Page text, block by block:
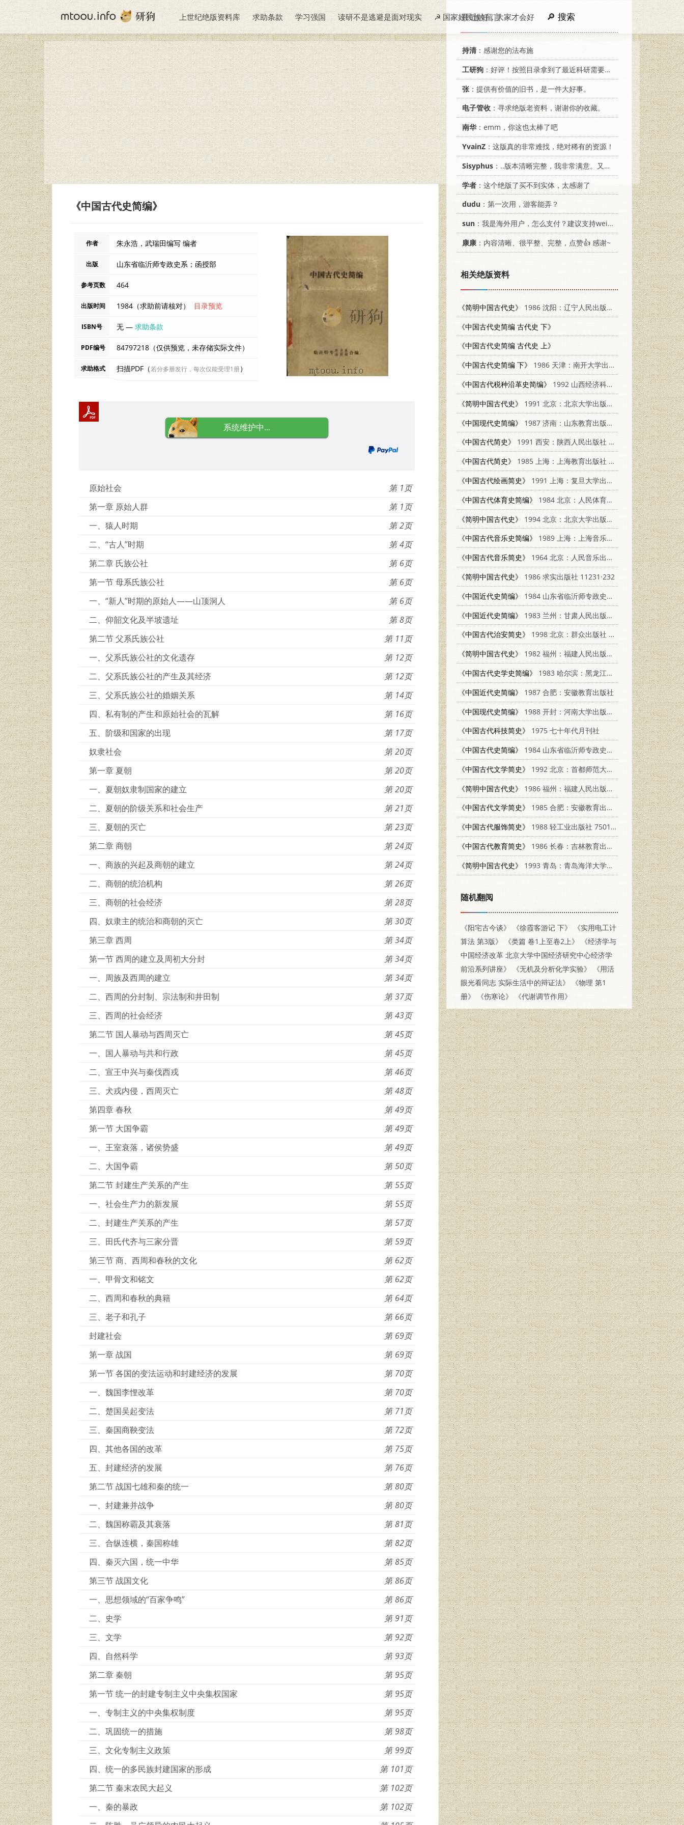
上世纪绝版资料库 求助条款 学习强国 读研不是逃避是面对现实 ☭ 国家好民族好，大家才会好 搜索
《中国古代史简编》
作者 朱永浩，武瑞田编写 编者
出版 山东省临沂师专政史系；函授部
参考页数 464
出版时间 1984（求助前请核对） 目录预览
ISBN号 无 —求助条款
PDF编号 84797218（仅供预览，未存储实际文件）
求助格式 扫描PDF（若分多册发行，每次仅能受理1册）
系统维护中...
原始社会
1
第一章 原始人群
1
一、猿人时期
2
二、“古人”时期
4
第二章 氏族公社
6
第一节 母系氏族公社
6
一、“新人”时期的原始人——山顶洞人
6
二、仰韶文化及半坡遗址
8
第二节 父系氏族公社
11
一、父系氏族公社的文化遗存
12
二、父系氏族公社的产生及其经济
12
三、父系氏族公社的婚姻关系
14
四、私有制的产生和原始社会的瓦解
16
五、阶级和国家的出现
17
奴隶社会
20
第一章 夏朝
20
一、夏朝奴隶制国家的建立
20
二、夏朝的阶级关系和社会生产
21
三、夏朝的灭亡
23
第二章 商朝
24
一、商族的兴起及商朝的建立
24
二、商朝的统治机构
26
三、商朝的社会经济
28
四、奴隶主的统治和商朝的灭亡
30
第三章 西周
34
第一节 西周的建立及周初大分封
34
一、周族及西周的建立
34
二、西周的分封制、宗法制和井田制
37
三、西周的社会经济
43
第二节 国人暴动与西周灭亡
45
一、国人暴动与共和行政
45
二、宣王中兴与秦伐西戎
46
三、犬戎内侵，西周灭亡
48
第四章 春秋
49
第一节 大国争霸
49
一、王室衰落，诸侯势盛
49
二、大国争霸
50
第二节 封建生产关系的产生
55
一、社会生产力的新发展
55
二、封建生产关系的产生
57
三、田氏代齐与三家分晋
59
第三节 商、西周和春秋的文化
62
一、甲骨文和铭文
62
二、西周和春秋的典籍
64
三、老子和孔子
66
封建社会
69
第一章 战国
69
第一节 各国的变法运动和封建经济的发展
70
一、魏国李悝改革
70
二、楚国吴起变法
71
三、秦国商鞅变法
72
四、其他各国的改革
75
五、封建经济的发展
76
第二节 战国七雄和秦的统一
80
一、封建兼并战争
80
二、魏国称霸及其衰落
81
三、合纵连横，秦国称雄
82
四、秦灭六国，统一中华
85
第三节 战国文化
86
一、思想领域的“百家争鸣”
86
二、史学
91
三、文学
92
四、自然科学
93
第二章 秦朝
95
第一节 统一的封建专制主义中央集权国家
95
一、专制主义的中央集权制度
95
二、巩固统一的措施
98
三、文化专制主义政策
99
四、统一的多民族封建国家的形成
101
第二节 秦末农民大起义
102
一、秦的暴政
102
最近的留言
持清 ：感谢您的法布施
工研狗 ：好评！按照目录拿到了最近科研需要的材料！
张 ：提供有价值的旧书，是一件大好事。
电子管收 ：寻求绝版老资料，谢谢你的收藏。
南华：emm，你这也太棒了吧
YvainZ ：这版真的非常难找，绝对稀有的资源！
Sisyphus ：..版本清晰完整，我非常满意。又及，这本《话语的真相》...
学者 ：这个绝版了买不到实体，太感谢了
dudu ：第一次用，游客能弄？
sun ：我是海外用户，怎么支付？建议支持weixin支付
康康 ：内容清晰、很平整、完整，点赞👍 感谢~
相关绝版资料
《简明中国古代史》
1986 沈阳：辽宁人民出版社 11090·157
《中国古代史简编 古代史 下》
《中国古代史简编 古代史 上》
《中国古代史简编 下》
1986 天津：南开大学出版社
《中国古代税种沿革史简编》
1992 山西经济科学出版社 7805774560
《简明中国古代史》
1991 北京：北京大学出版社 7301015887
《中国现代史简编》
1987 济南：山东教育出版社 7532800830
《中国古代简史》
1991 西安：陕西人民出版社 7224015792
《中国古代简史》
1985 上海：上海教育出版社 7150·3294
《中国古代绘画简史》
1991 上海：复旦大学出版社 7309006674
《中国古代体育史简编》
1984 北京：人民体育出版社 7015·2171
《简明中国古代史》
1994 北京：北京大学出版社 7301024622
《中国古代音乐史简编》
1989 上海：上海音乐出版社 7805531269
《中国古代音乐简史》
1964 北京：人民音乐出版社 k8026·2051
《简明中国古代史》
1986 求实出版社 11231·232
《中国近代史简编》
1984 山东省临沂师专政史系函授部
《中国近代史简编》
1983 兰州：甘肃人民出版社 11096·73
《中国古代治安简史》
1998 北京：群众出版社 7501416540
《简明中国古代史》
1982 福州：福建人民出版社 7173·528
《中国古代史学史简编》
1983 哈尔滨：黑龙江人民出版社 11093·93
《中国近代史简编》
1987 合肥：安徽教育出版社
《中国现代史简编》
1988 开封：河南大学出版社 7810180339
《中国古代科技简史》
1975 七十年代月刊社
《中国古代史简编》
1984 山东省临沂师专政史系；函授部
《中国古代文学简史》
1992 北京：首都师范大学出版社 7810392905
《简明中国古代史》
1986 福州：福建人民出版社 7173·528
《中国古代文学简史》
1985 合肥：安徽教育出版社 10276·9
《中国古代服饰简史》
1988 轻工业出版社 7501901473
《中国古代教育简史》
1986 长春：吉林教育出版社 7375·297
《简明中国古代史》
1993 青岛：青岛海洋大学出版社 7810265059
随机翻阅
《阳宅古今谈》 《徐霞客游记 下》
《实用电工计
算法 第3版》
《类篇 卷1上至卷2上》
《经济学与
中国经济改革 北京大学中国经济研究中心经济学
前沿系列讲座》
《无机及分析化学实验》
《用活
眼光看同志 实际生活中的辩证法》
《物理 第1
册》
《伤寒论》 《代谢调节作用》